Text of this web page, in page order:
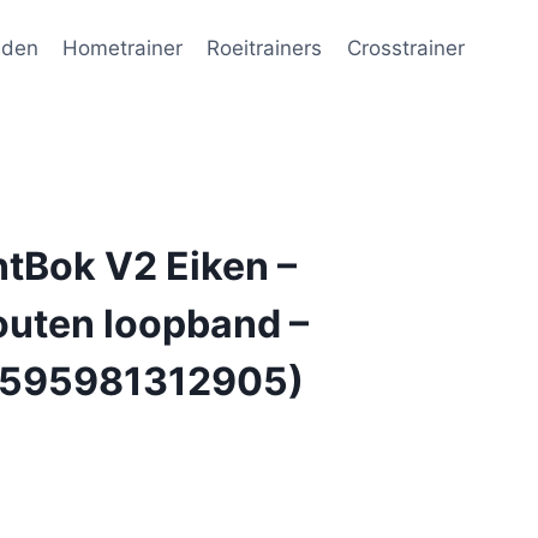
Hometrainer Roeitrainers Crosstrainer
V2 Eiken –
loopband –